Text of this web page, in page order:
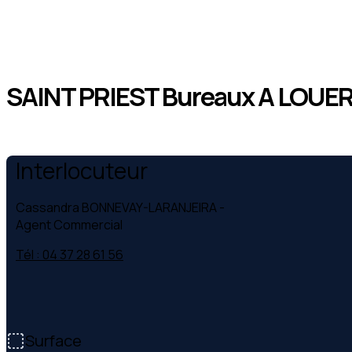
SAINT PRIEST Bureaux A
Interlocuteur
Cassandra BONNEVAY-LARANJEIRA-
Agent Commercial
Tél : 04 37 28 61 56
Surface